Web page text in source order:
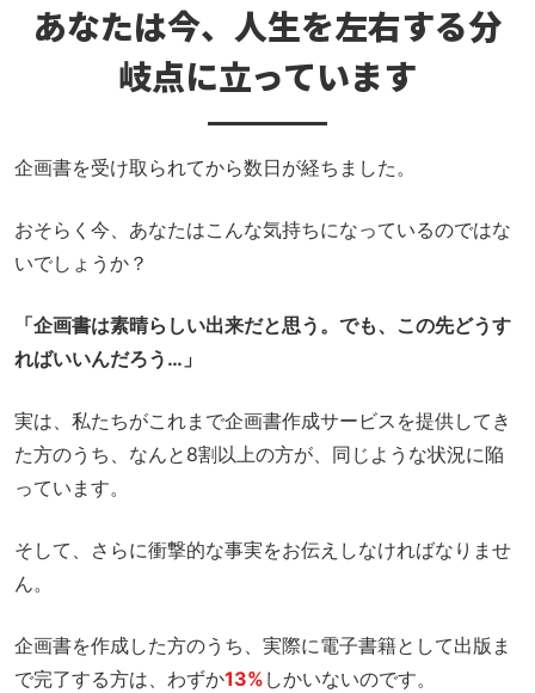
あなたは今、人生を左右する分
岐点に立っています
企画書を受け取られてから数日が経ちました。
おそらく今、あなたはこんな気持ちになっているのではな
いでしょうか？
「企画書は素晴らしい出来だと思う。でも、この先どうす
ればいいんだろう…」
実は、私たちがこれまで企画書作成サービスを提供してき
た方のうち、なんと8割以上の方が、同じような状況に陥
っています。
そして、さらに衝撃的な事実をお伝えしなければなりませ
ん。
企画書を作成した方のうち、実際に電子書籍として出版ま
で完了する方は、わずか13% しかいないのです。